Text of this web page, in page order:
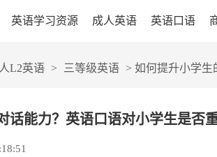
英语学习资源 成人英语 英语口语
L2英语 > 三等级英语 > 如何提升小学生
话能力？英语口语对小学生是否重